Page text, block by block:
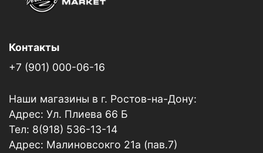
Контакты
+7 (901) 000-06-16
Наши магазины в г. Ростов-на-Дону:
Адрес: Ул. Плиева 66 Б
Тел: 8(918) 536-13-14
Адрес: Малиновсокго 21а (пав.7)